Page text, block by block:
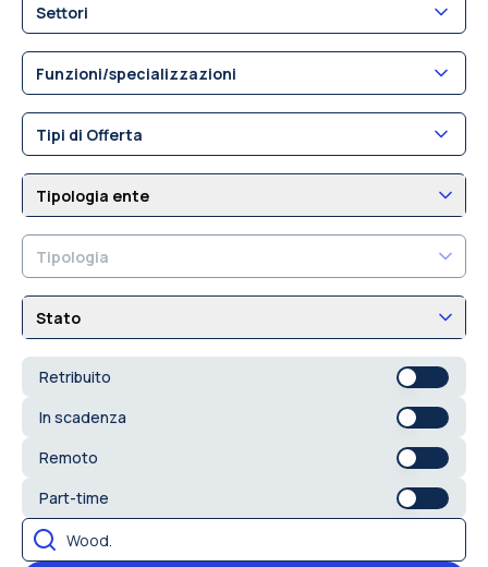
Settori
Funzioni/specializzazioni
Tipi di Offerta
Tipologia ente
Tipologia
Stato
Retribuito
In scadenza
Remoto
Part-time